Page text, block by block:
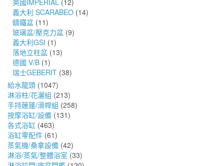
英國IMPERIAL (12)
義大利 SCARABEO (14)
鑄鐵盆 (11)
玻璃盆/壓克力盆 (9)
義大利GSI (1)
落地立柱盆 (13)
德國 V/B (1)
瑞士GEBERIT (38)
給水龍頭 (1047)
淋浴柱/花灑組 (213)
手持蓮蓬/滑桿組 (258)
按摩浴缸/設備 (131)
各式浴缸 (463)
浴缸零配件 (61)
蒸氣機/桑拿設備 (42)
淋浴/蒸氣/整體浴室 (33)